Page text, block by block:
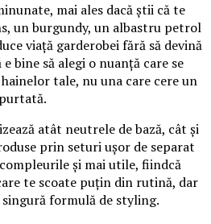
mai ales dacă știi că te
un burgundy, un albastru petrol
viață garderobei fără să devină
bine să alegi o nuanță care se
tale, nu una care cere un
atât neutrele de bază, cât și
prin seturi ușor de separat
și mai utile, fiindcă
te scoate puțin din rutină, dar
formulă de styling.